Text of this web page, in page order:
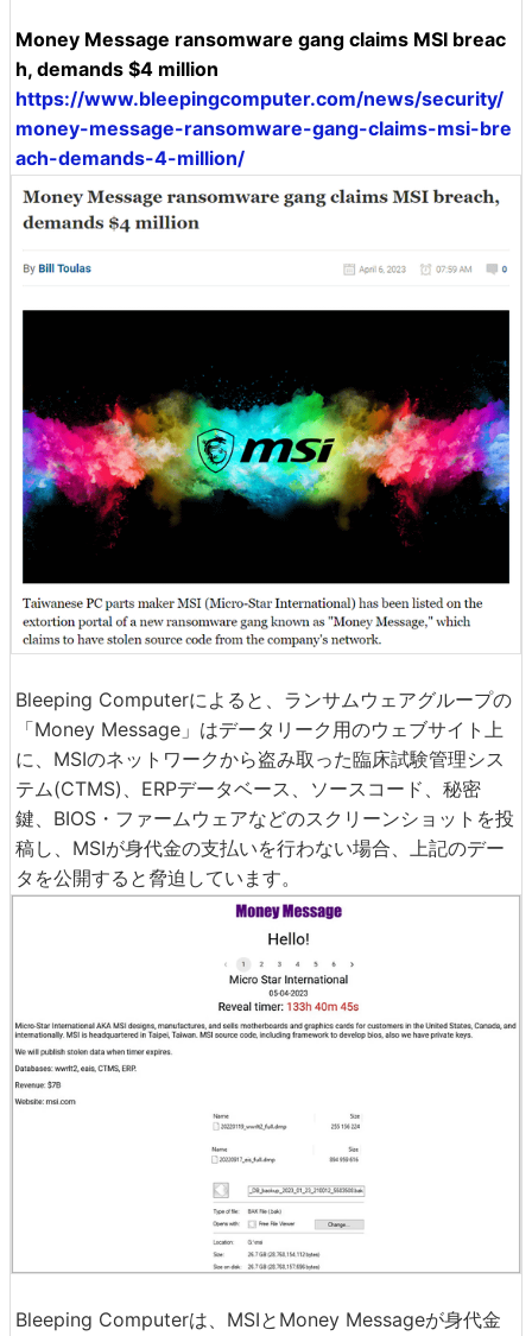
Money Message ransomware gang claims MSI breac
h, demands $4 million
https://www.bleepingcomputer.com/news/security/
money-message-ransomware-gang-claims-msi-bre
ach-demands-4-million/
Bleeping Computerによると、ランサムウェアグループの
「Money Message」はデータリーク用のウェブサイト上
に、MSIのネットワークから盗み取った臨床試験管理シス
テム(CTMS)、ERPデータベース、ソースコード、秘密
鍵、BIOS・ファームウェアなどのスクリーンショットを投
稿し、MSIが身代金の支払いを行わない場合、上記のデー
タを公開すると脅迫しています。
Bleeping Computerは、MSIとMoney Messageが身代金